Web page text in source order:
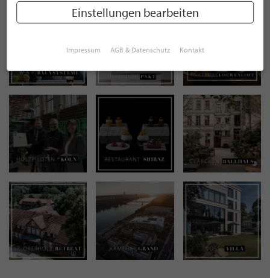
Einstellungen bearbeiten
Impressum AGB & Datenschutz Kontakt